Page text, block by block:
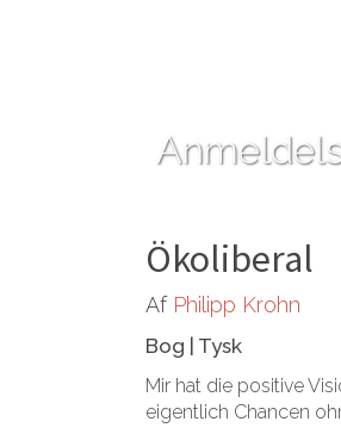
Ökoliberal
Af Philipp Krohn
Bog Tysk
Mir hat die positive
eigentlich Chancen